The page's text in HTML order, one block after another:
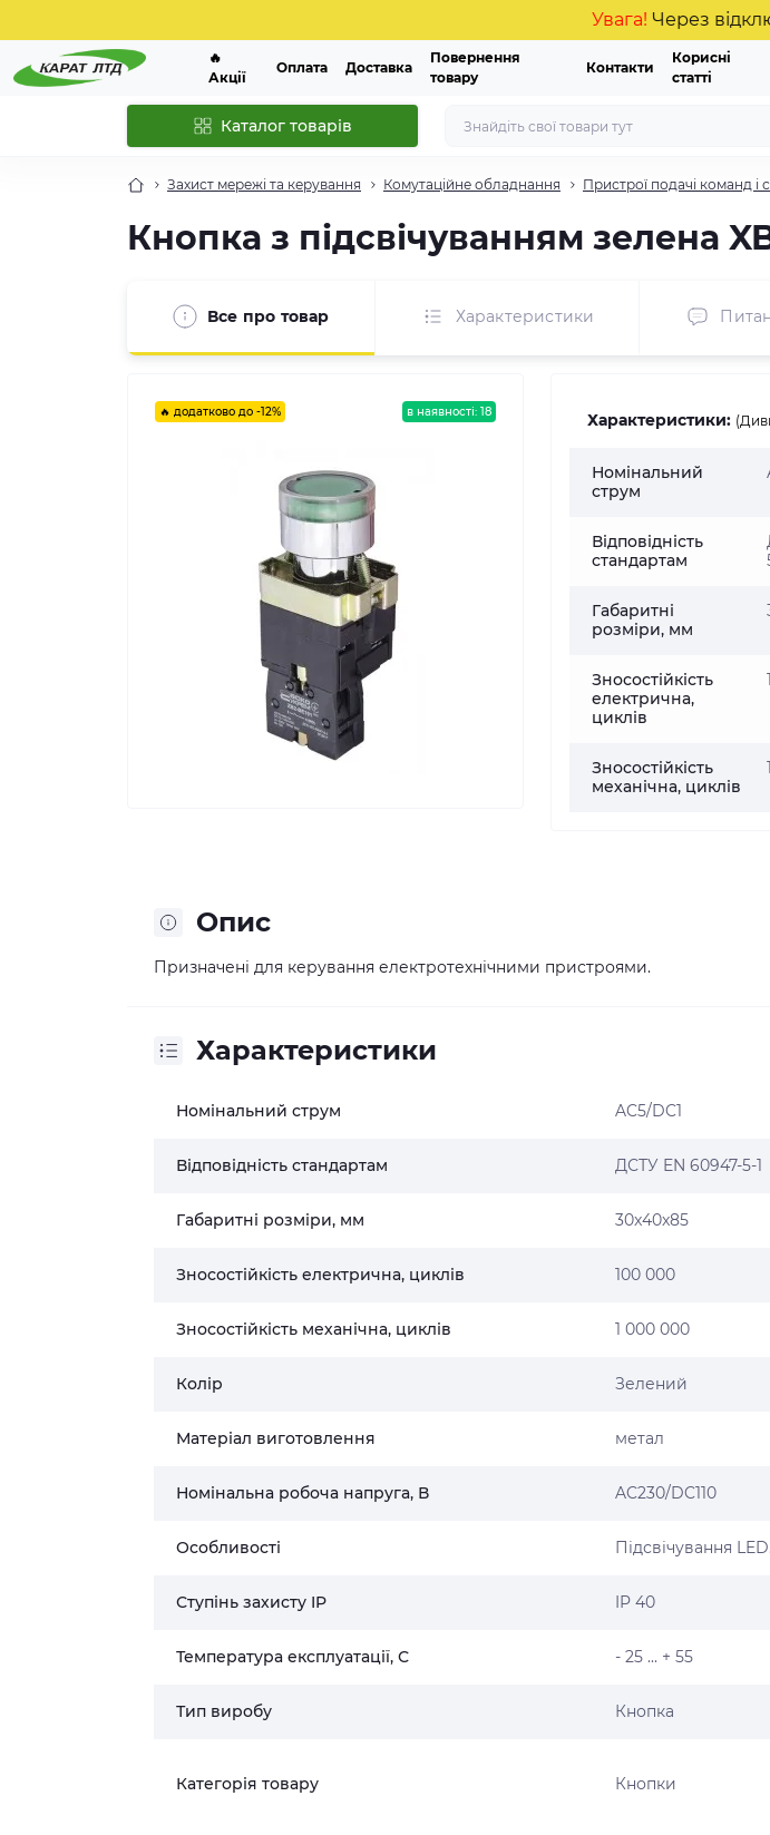
Увага!Через
🔥
Акції
Оплата Доставка
Повернення
товару
Контакти
Корисні
статті
Каталог товарів
Захист мережі та керування Комутаційне обладнання Пристрої подачі команд і
Кнопка з підсвічуванням зелена
Все про товар Характеристики
🔥 додатково до -12% в наявності: 18 Характеристики:
Номінальний
струм
Відповідність
стандартам
Габаритні
розміри, мм
Зносостійкість
електрична,
циклів
Зносостійкість
механічна, циклів
Опис
Призначені для керування електротехнічними пристроями.
Характеристики
Номінальний струм AC5/DC1
Відповідність стандартам ДСТУ EN 60947-5-1
Габаритні розміри, мм 30x40x85
Зносостійкість електрична, циклів 100 000
Зносостійкість механічна, циклів 1 000 000
Колір Зелений
Матеріал виготовлення метал
Номінальна робоча напруга, В AC230/DC110
Особливості Підсвічування LED.
Ступінь захисту IP IP 40
Температура експлуатації, С - 25 ... + 55
Тип виробу Кнопка
Категорія товару Кнопки